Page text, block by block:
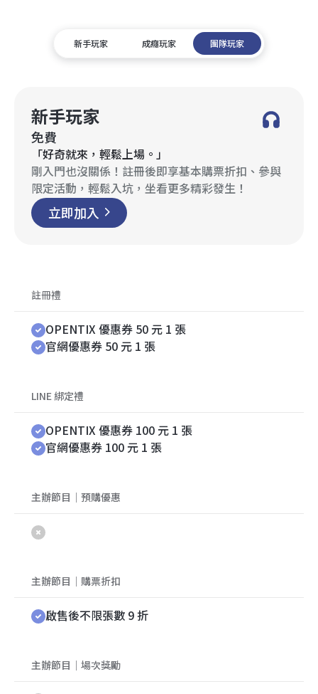
新手玩家 成癮玩家 團隊玩家
新手玩家
免費
「好奇就來，輕鬆上場。」
剛入門也沒關係！註冊後即享基本購票折扣、參與
限定活動，輕鬆入坑，坐看更多精彩發生！
立即加入
註冊禮
OPENTIX 優惠券 50 元 1 張
官網優惠券 50 元 1 張
LINE 綁定禮
OPENTIX 優惠券 100 元 1 張
官網優惠券 100 元 1 張
主辦節目｜預購優惠
主辦節目｜購票折扣
啟售後不限張數 9 折
主辦節目｜場次獎勵